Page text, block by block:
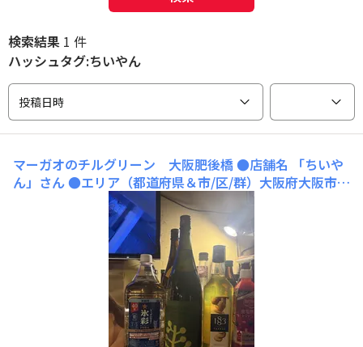
検索結果 1 件
ハッシュタグ:ちいやん
投稿日時
マーガオのチルグリーン 大阪肥後橋●店舗名 「ちいや
ん」さん ●エリア（都道府県＆市/区/群）大阪府大阪市西
区土佐堀1-4-1 ●飲めるお酒 マーガオのチルグリーン
DAIYAME​●おすすめポイント牛煮炊きとおばんざいの店
「ちいやん」さん。店名の響きも好きな感じです。飲食店
のレギュラーメニューでチルグリーンを初